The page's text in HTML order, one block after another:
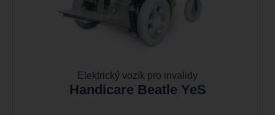
Elektrický vozík pro invalidy
Handicare Beatle YeS